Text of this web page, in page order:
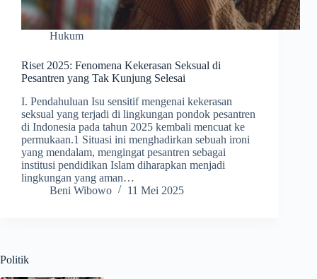
Hukum
Riset 2025: Fenomena Kekerasan Seksual di
Pesantren yang Tak Kunjung Selesai
I. Pendahuluan Isu sensitif mengenai kekerasan
seksual yang terjadi di lingkungan pondok pesantren
di Indonesia pada tahun 2025 kembali mencuat ke
permukaan.1 Situasi ini menghadirkan sebuah ironi
yang mendalam, mengingat pesantren sebagai
institusi pendidikan Islam diharapkan menjadi
lingkungan yang aman…
Beni Wibowo
11 Mei 2025
Politik